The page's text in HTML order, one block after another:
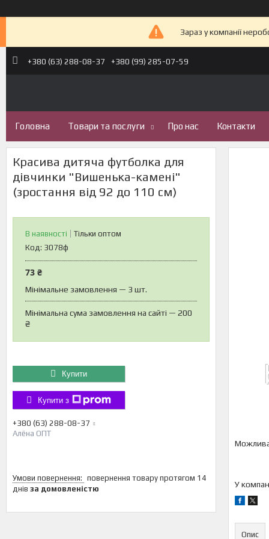
Зараз у компанії
+380 (63) 288-08-37 +380 (99) 285-07-59
Головна Товари та послуги Про нас Контакти
Красива дитяча футболка для
дівчинки "Вишенька-камені"
(зростання від 92 до 110 см)
В наявності
Тільки оптом
Код: 3078ф
73 ₴
Мінімальне замовлення — 3 шт.
Мінімальна сума замовлення на сайті — 200
₴
Купити
Купити з
+380 (63) 288-08-37
Алёна ОПТ
повернення товару протягом 14
днів за домовленістю У
Опис